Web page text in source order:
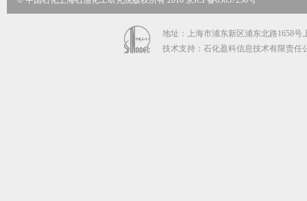
地址：上海市浦东新区浦东北路1658
技术支持：石化盈科信息技术有限责任